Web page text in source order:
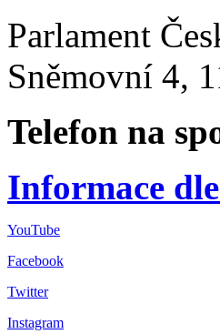
Parlament
Sněmovní 4,
Telefon na
Informace
YouTube
Facebook
Twitter
Instagram